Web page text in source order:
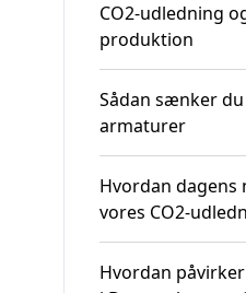
CO2-udledning
produktion
Sådan sænker du
armaturer
Hvordan dagens
vores CO2-
Hvordan